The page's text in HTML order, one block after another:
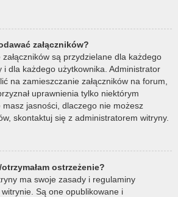
załączników?
są przydzielane dla każdego
dla każdego użytkownika. Administrator
na zamieszczanie załączników na forum,
uprawnienia tylko niektórym
jasności, dlaczego nie możesz
skontaktuj się z administratorem witryny.
ostrzeżenie?
ma swoje zasady i regulaminy
Są one opublikowane i